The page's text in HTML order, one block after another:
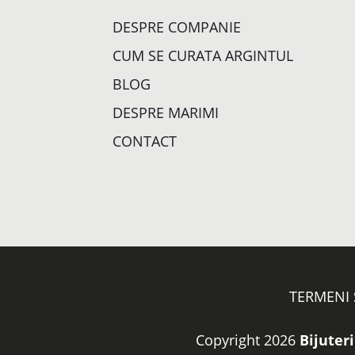
DESPRE COMPANIE
CUM SE CURATA ARGINTUL
BLOG
DESPRE MARIMI
CONTACT
TERMENI
Copyright 2026